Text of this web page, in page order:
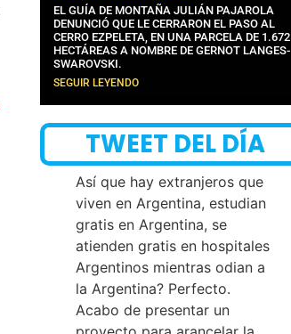
EL GUÍA DE MONTAÑA JULIÁN PAJAROLA
DENUNCIÓ QUE LE CERRARON EL PASO AL
CERRO EZPELETA, EN UNA PARCELA DE 1.672
HECTÁREAS A NOMBRE DE GERNOT LANGES-
SWAROVSKI.
SEGUIR LEYENDO
TWEET DEL DÍA
Así que hay extranjeros que
viven en Argentina, estudian
gratis en Argentina, se
atienden gratis en hospitales
Argentinos mientras odian a
la Argentina? Perfecto.
Acabo de presentar un